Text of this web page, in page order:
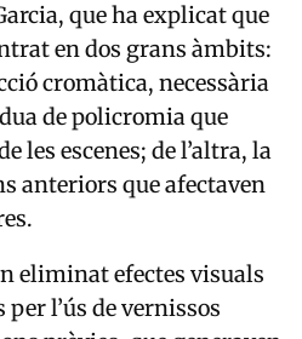
, que ha explicat que
en dos grans àmbits:
cromàtica, necessària
de policromia que
les escenes; de l’altra, la
anteriors que afectaven
eliminat efectes visuals
l’ús de vernissos